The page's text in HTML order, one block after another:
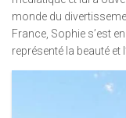
monde du
France, Sophie s’est
représenté la beauté et